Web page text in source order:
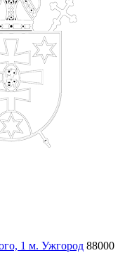
1 м. Ужгород 88000